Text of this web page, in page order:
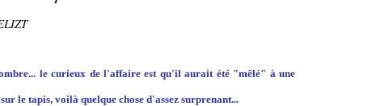
le curieux de l'affaire est qu'il aurait été "mêlé" à une
le tapis, voilà quelque chose d'assez surprenant...